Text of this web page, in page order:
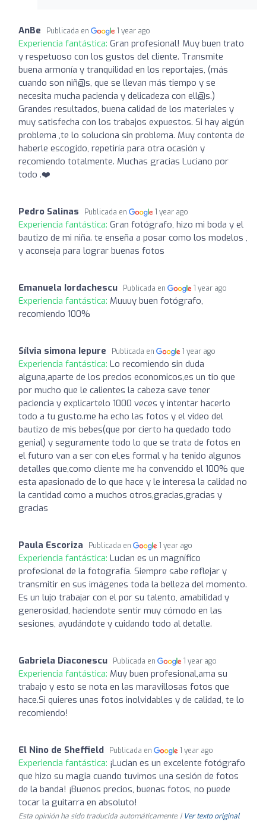
AnBe Publicada en 1 year ago
Experiencia fantástica: Gran profesional! Muy buen trato
y respetuoso con los gustos del cliente. Transmite
buena armonía y tranquilidad en los reportajes, (más
cuando son niñ@s, que se llevan más tiempo y se
necesita mucha paciencia y delicadeza con ell@s.)
Grandes resultados, buena calidad de los materiales y
muy satisfecha con los trabajos expuestos. Si hay algún
problema ,te lo soluciona sin problema. Muy contenta de
haberle escogido, repetiría para otra ocasión y
recomiendo totalmente. Muchas gracias Luciano por
todo .❤️
Pedro Salinas Publicada en 1 year ago
Experiencia fantástica: Gran fotógrafo, hizo mi boda y el
bautizo de mi niña. te enseña a posar como los modelos ,
y aconseja para lograr buenas fotos
Emanuela Iordachescu Publicada en 1 year ago
Experiencia fantástica: Muuuy buen fotógrafo,
recomiendo 100%
Sílvia simona Iepure Publicada en 1 year ago
Experiencia fantástica: Lo recomiendo sin duda
alguna,aparte de los precios economicos,es un tio que
por mucho que le calientes la cabeza save tener
paciencia y explicartelo 1000 veces y intentar hacerlo
todo a tu gusto.me ha echo las fotos y el video del
bautizo de mis bebes(que por cierto ha quedado todo
genial) y seguramente todo lo que se trata de fotos en
el futuro van a ser con el,es formal y ha tenido algunos
detalles que,como cliente me ha convencido el 100% que
esta apasionado de lo que hace y le interesa la calidad no
la cantidad como a muchos otros,gracias,gracias y
gracias
Paula Escoriza Publicada en 1 year ago
Experiencia fantástica: Lucian es un magnífico
profesional de la fotografía. Siempre sabe reflejar y
transmitir en sus imágenes toda la belleza del momento.
Es un lujo trabajar con el por su talento, amabilidad y
generosidad, haciendote sentir muy cómodo en las
sesiones, ayudándote y cuidando todo al detalle.
Gabriela Diaconescu Publicada en 1 year ago
Experiencia fantástica: Muy buen profesional,ama su
trabajo y esto se nota en las maravillosas fotos que
hace.Si quieres unas fotos inolvidables y de calidad, te lo
recomiendo!
El Nino de Sheffield Publicada en 1 year ago
Experiencia fantástica: ¡Lucian es un excelente fotógrafo
que hizo su magia cuando tuvimos una sesión de fotos
de la banda! ¡Buenos precios, buenas fotos, no puede
tocar la guitarra en absoluto!
Esta opinión ha sido traducida automáticamente. | Ver texto original